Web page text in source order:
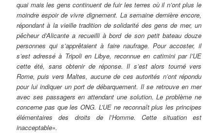
quai mais les gens continuent de fuir les terres où il n’ont plus le
moindre espoir de vivre dignement. La semaine dernière encore,
répondant à la vieille tradition de solidarité des gens de mer, un
pêcheur d’Alicante a recueilli à bord de son petit bateau douze
personnes qui s’apprêtaient à faire naufrage. Pour accoster, il
s’est adressé à Tripoli en Libye, reconnue en catimini par l’UE
cette été, sans obtenir de réponse. Il s’est alors tourné vers
Rome, puis vers Maltes, aucune de ces autorités n’ont répondu
pour lui indiquer un port de débarquement. Il se retrouve en mer
avec ses passagers en attendant une solution. Le problème ne
concerne pas que les ONG. L’UE ne reconnaît plus les principes
élémentaires des droits de l’Homme. Cette situation est
inacceptable».